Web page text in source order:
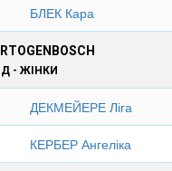
БЛЕК Кара
- ЖІНКИ
ДЕКМЕЙЕРЕ Ліга
КЕРБЕР Ангеліка